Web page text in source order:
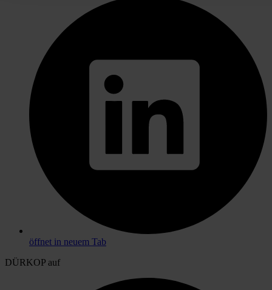
öffnet in neuem Tab
DÜRKOP auf